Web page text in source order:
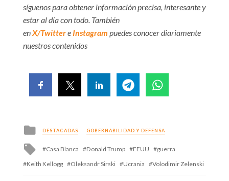
síguenos para obtener información precisa, interesante y
estar al día con todo. También
enX/Twittere Instagram puedes conocer diariamente
nuestros contenidos
Posted
in
DESTACADAS GOBERNABILIDAD Y DEFENSA
Tagged
Casa Blanca Donald Trump EEUU
guerra
Keith Kellogg
Oleksandr Sirski Ucrania Volodimir Zelenski